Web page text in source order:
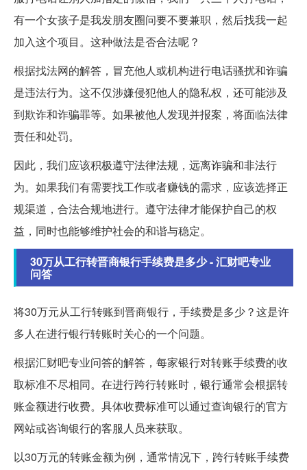
有一个女孩子是我发朋友圈问要不要兼职，然后找我一起
加入这个项目。这种做法是否合法呢？
根据找法网的解答，冒充他人或机构进行电话骚扰和诈骗
是违法行为。这不仅涉嫌侵犯他人的隐私权，还可能涉及
到欺诈和诈骗罪等。如果被他人发现并报案，将面临法律
责任和处罚。
因此，我们应该积极遵守法律法规，远离诈骗和非法行
为。如果我们有需要找工作或者赚钱的需求，应该选择正
规渠道，合法合规地进行。遵守法律才能保护自己的权
益，同时也能够维护社会的和谐与稳定。
30万从工行转晋商银行手续费是多少 - 汇财吧专业
问答
将30万元从工行转账到晋商银行，手续费是多少？这是许
多人在进行银行转账时关心的一个问题。
根据汇财吧专业问答的解答，每家银行对转账手续费的收
取标准不尽相同。在进行跨行转账时，银行通常会根据转
账金额进行收费。具体收费标准可以通过查询银行的官方
网站或咨询银行的客服人员来获取。
以30万元的转账金额为例，通常情况下，跨行转账手续费